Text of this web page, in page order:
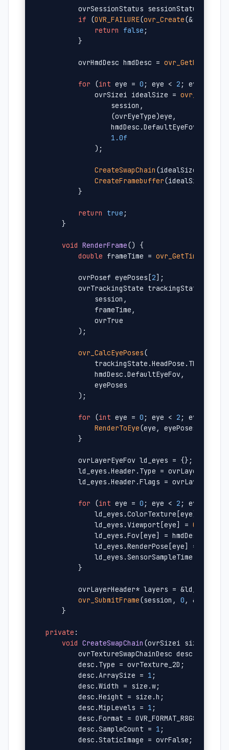
        ovrSessionStatus sessionStatus;
if (OVR_FAILURE(ovr_Create
return
false ;
        }
        ovrHmdDesc hmdDesc =
ovr_GetHmdDesc
for (int eye = 0 ; eye < 2 ; eye++) {
            ovrSizei idealSize =
                session,
                (ovrEyeType)eye,
                hmdDesc.DefaultEyeFov[eye],
1.0f
            );
CreateSwapChain (idealSize, eye);
CreateFramebuffer(idealSize,
        }
return true ;
    }
void RenderFrame()
{
double frameTime =
        ovrPosef eyePoses[
2];
        ovrTrackingState trackingState =
            session,
            frameTime,
            ovrTrue
        );
ovr_CalcEyePoses(
            trackingState.HeadPose.ThePose,
            hmdDesc.DefaultEyeFov,
            eyePoses
        );
for (int eye = 0 ; eye < 2 ; eye++) {
RenderToEye(eye, eyePoses[eye]);
        }
        ovrLayerEyeFov ld_eyes = {};
ld_eyes.Header.Type =
ld_eyes.Header.Flags =
for (int eye = 0 ; eye < 2 ; eye++) {
ld_eyes.ColorTexture[eye] =
            ld_eyes.Viewport[eye] =
OVR_RECTI
ld_eyes.Fov[eye] =
ld_eyes.RenderPose[eye] =
ld_eyes.SensorSampleTime =
        }
ovrLayerHeader* layers =
ovr_SubmitFrame(session, 0 , &layers,
    }
private :
void CreateSwapChain (ovrSizei size,
        ovrTextureSwapChainDesc desc = {};
        desc.Type = ovrTexture_2D;
        desc.ArraySize =
1 ;
        desc.Width = size.w;
        desc.Height = size.h;
        desc.MipLevels =
1 ;
desc.Format =
        desc.SampleCount =
1 ;
        desc.StaticImage = ovrFalse;